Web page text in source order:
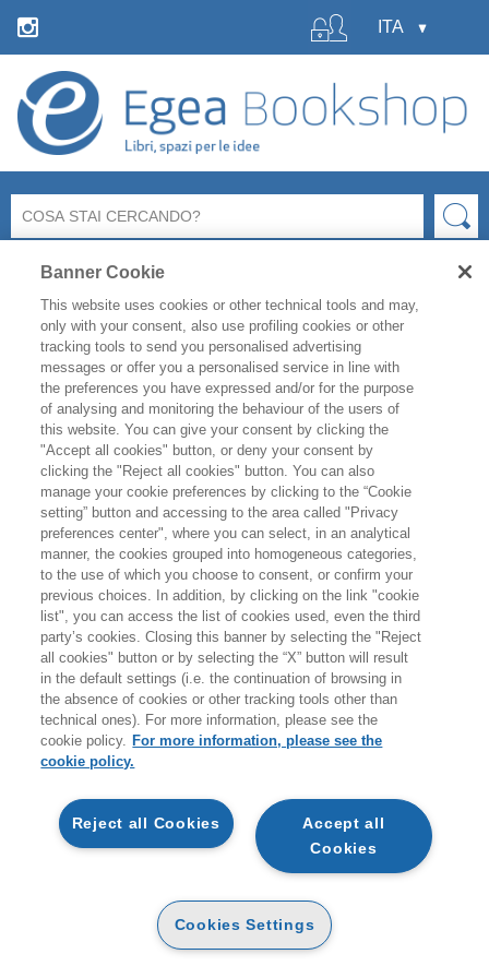
La libreria Egea resteràchiusaper le ferie estive
19 agostocompresi.
Per i titoli disponibili, l'evasione degli ordini è garantita
fino a venerdì 31 luglio, mentre gli ordini effettuati
durante il periodo di chiusura saranno evasi a partire da
giovedì 20 agosto.
A coloro che effettueranno ordini durante i giorni di
chiusura non verranno addebitati costi per le spedizioni
sul territorio italiano.
Vi ricordiamo inoltre che durante la pausa estivanon
sarà attivo il servizio di customer care.
Buone vacanze e a presto!
ARTICOLI NEL CARRELLO
DI FRANCESCO GERARDO , RANUCCI
BRANDIMARTE SIMONE
INSURTECH OR OUT
Banner Cookie
This website uses cookies or other technical tools and may,
only with your consent, also use profiling cookies or other
tracking tools to send you personalised advertising
messages or offer you a personalised service in line with
the preferences you have expressed and/or for the purpose
of analysing and monitoring the behaviour of the users of
this website. You can give your consent by clicking the
"Accept all cookies" button, or deny your consent by
clicking the "Reject all cookies" button. You can also
manage your cookie preferences by clicking to the “Cookie
setting” button and accessing to the area called "Privacy
preferences center", where you can select, in an analytical
manner, the cookies grouped into homogeneous categories,
to the use of which you choose to consent, or confirm your
previous choices. In addition, by clicking on the link "cookie
list", you can access the list of cookies used, even the third
party’s cookies. Closing this banner by selecting the "Reject
all cookies" button or by selecting the “X” button will result
in the default settings (i.e. the continuation of browsing in
the absence of cookies or other tracking tools other than
technical ones). For more information, please see the
cookie policy. For more information, please see the
cookie policy.
Accept all
Cookies
Reject all Cookies
Cookies Settings
ACQUISTANDO UN PRODOTTO DIGITALE
DI PROCEDERE VERIFICA LA COMPATIBILITÀ